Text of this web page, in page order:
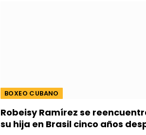
BOXEO CUBANO
Robeisy Ramírez se
su hija en Brasil cinco años